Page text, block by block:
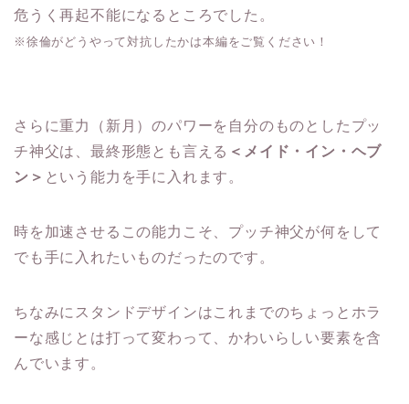
危うく再起不能になるところでした。
※徐倫がどうやって対抗したかは本編をご覧ください！
さらに重力（新月）のパワーを自分のものとしたプッ
チ神父は、最終形態とも言える ＜メイド・イン・ヘブ
ン＞ という能力を手に入れます。
時を加速させるこの能力こそ、プッチ神父が何をして
でも手に入れたいものだったのです。
ちなみにスタンドデザインはこれまでのちょっとホラ
ーな感じとは打って変わって、かわいらしい要素を含
んでいます。